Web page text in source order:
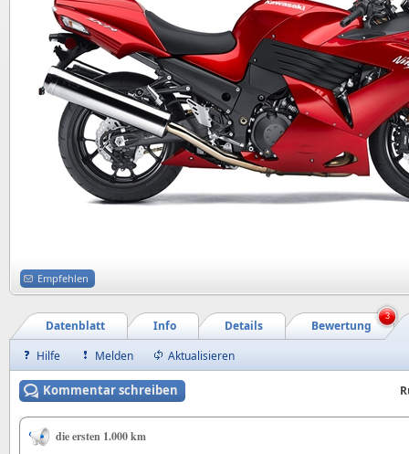
Empfehlen
Bewertung
Details
Info
Datenblatt
3
Hilfe Melden Aktualisieren
Kommentar schreiben
die ersten 1.000 km